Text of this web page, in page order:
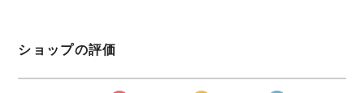
ショップの評価